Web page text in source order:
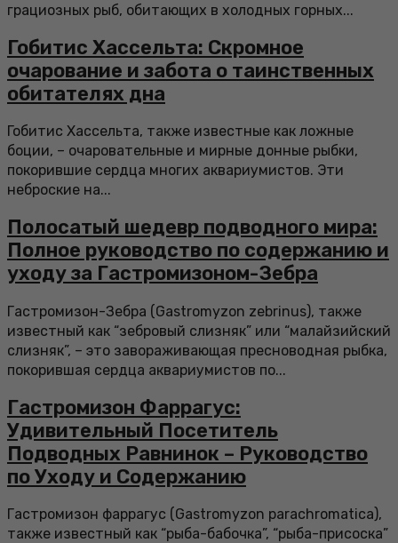
грациозных рыб, обитающих в холодных горных...
Гобитис Хассельта: Скромное
очарование и забота о таинственных
обитателях дна
Гобитис Хассельта, также известные как ложные
боции, – очаровательные и мирные донные рыбки,
покорившие сердца многих аквариумистов. Эти
неброские на...
Полосатый шедевр подводного мира:
Полное руководство по содержанию и
уходу за Гастромизоном-Зебра
Гастромизон-Зебра (Gastromyzon zebrinus), также
известный как “зебровый слизняк” или “малайзийский
слизняк”, – это завораживающая пресноводная рыбка,
покорившая сердца аквариумистов по...
Гастромизон Фаррагус:
Удивительный Посетитель
Подводных Равнинок – Руководство
по Уходу и Содержанию
Гастромизон фаррагус (Gastromyzon parachromatica),
также известный как “рыба-бабочка”, “рыба-присоска”